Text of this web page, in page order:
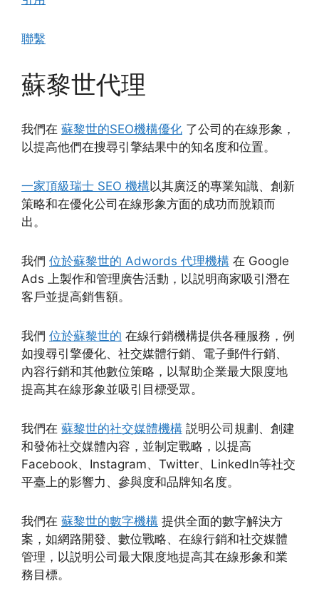
聯繫
蘇黎世代理
我們在 蘇黎世的SEO機構優化 了公司的在線形象，
以提高他們在搜尋引擎結果中的知名度和位置。
一家頂級瑞士 SEO 機構以其廣泛的專業知識、創新
策略和在優化公司在線形象方面的成功而脫穎而
出。
我們 位於蘇黎世的 Adwords 代理機構 在 Google
Ads 上製作和管理廣告活動，以説明商家吸引潛在
客戶並提高銷售額。
我們 位於蘇黎世的 在線行銷機構提供各種服務，例
如搜尋引擎優化、社交媒體行銷、電子郵件行銷、
內容行銷和其他數位策略，以幫助企業最大限度地
提高其在線形象並吸引目標受眾。
我們在 蘇黎世的社交媒體機構 説明公司規劃、創建
和發佈社交媒體內容，並制定戰略，以提高
Facebook、Instagram、Twitter、LinkedIn等社交
平臺上的影響力、參與度和品牌知名度。
我們在 蘇黎世的數字機構 提供全面的數字解決方
案，如網路開發、數位戰略、在線行銷和社交媒體
管理，以説明公司最大限度地提高其在線形象和業
務目標。